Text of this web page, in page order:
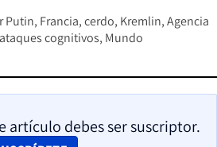
Putin Francia cerdo Kremlin Agencia
ataques cognitivos Mundo
artículo debes ser suscriptor.